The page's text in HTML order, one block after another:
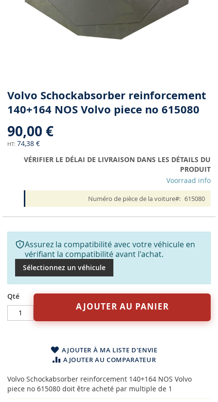
Skip
to
the
of
the
gallery
Volvo Schockabsorber reinforcement
140+164 NOS Volvo piece no 615080
90,00 €
74,38 €
VÉRIFIER LE DÉLAI DE LIVRAISON DANS LES DÉTAILS DU
PRODUIT
Voorraad info
Numéro de pièce de la voiture 615080
Assurez la compatibilité avec votre véhicule en
vérifiant la compatibilité avant l'achat.
Sélectionnez un véhicule
Qté
AJOUTER AU PANIER
AJOUTER À MA LISTE D’ENVIE
AJOUTER AU COMPARATEUR
Volvo Schockabsorber reinforcement 140+164 NOS Volvo
piece no 615080 doit être acheté par multiple de 1